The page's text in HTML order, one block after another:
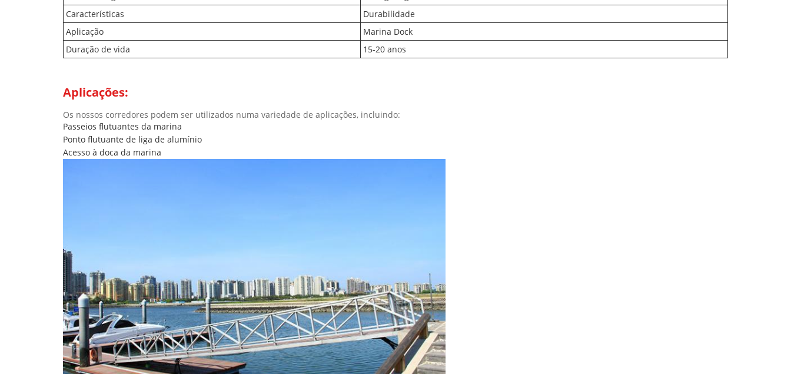
Características
Durabilidade
Aplicação
Marina Dock
Duração de vida
15-20 anos
Aplicações:
Os nossos corredores podem ser utilizados numa variedade de aplicações, incluindo:
Passeios flutuantes da marina
Ponto flutuante de liga de alumínio
Acesso à doca da marina